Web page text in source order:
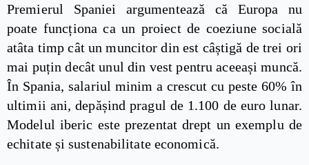
Premierul Spaniei argumentează că Europa nu
poate funcționa ca un proiect de coeziune socială
atâta timp cât un muncitor din est câștigă de trei ori
mai puțin decât unul din vest pentru aceeași muncă.
În Spania, salariul minim a crescut cu peste 60% în
ultimii ani, depășind pragul de 1.100 de euro lunar.
Modelul iberic este prezentat drept un exemplu de
echitate și sustenabilitate economică.